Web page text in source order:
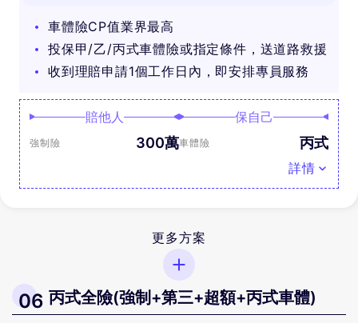
車體險CP值業界最高
投保甲/乙/丙式車體險或指定條件，送道路救援
收到理賠申請1個工作日內，即安排專員服務
賠他人
強制險 300萬
保自己
車體險 丙式
詳情
更多方案
06 丙式全險(強制+第三+超額+丙式車體)